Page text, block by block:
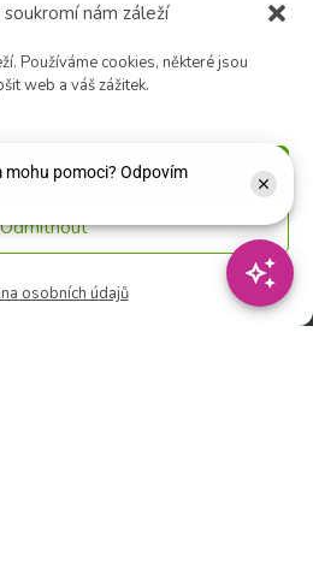
nám záleží
Používáme cookies, některé jsou
web a váš zážitek.
Příjmout
Odmítnout
osobních údajů
ZAVŘENO